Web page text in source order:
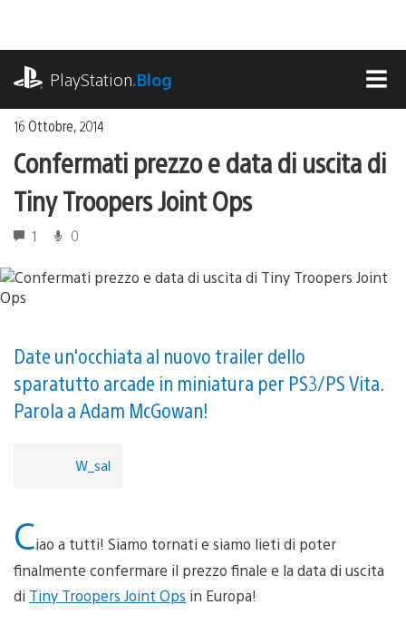
contenuto
PlayStation.Blog
16 Ottobre, 2014
Confermati prezzo e data di uscita di
Tiny Troopers Joint Ops
1 0
Date un'occhiata al nuovo trailer dello
sparatutto arcade in miniatura per PS3/PS Vita.
Parola a Adam McGowan!
W_sal
Ciao a tutti! Siamo tornati e siamo lieti di poter
finalmente confermare il prezzo finale e la data di uscita
di Tiny Troopers Joint Ops in Europa!